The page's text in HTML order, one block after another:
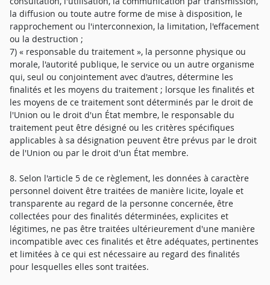
la diffusion ou toute autre forme de mise à disposition, le
rapprochement ou l'interconnexion, la limitation, l'effacement
ou la destruction ;
7) « responsable du traitement », la personne physique ou
morale, l'autorité publique, le service ou un autre organisme
qui, seul ou conjointement avec d'autres, détermine les
finalités et les moyens du traitement ; lorsque les finalités et
les moyens de ce traitement sont déterminés par le droit de
l'Union ou le droit d'un État membre, le responsable du
traitement peut être désigné ou les critères spécifiques
applicables à sa désignation peuvent être prévus par le droit
de l'Union ou par le droit d'un État membre.
8. Selon l'article 5 de ce règlement, les données à caractère
personnel doivent être traitées de manière licite, loyale et
transparente au regard de la personne concernée, être
collectées pour des finalités déterminées, explicites et
légitimes, ne pas être traitées ultérieurement d'une manière
incompatible avec ces finalités et être adéquates, pertinentes
et limitées à ce qui est nécessaire au regard des finalités
pour lesquelles elles sont traitées.